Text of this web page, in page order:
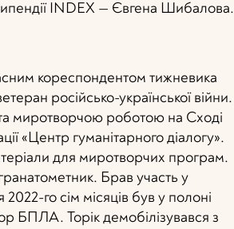
INDEX — Євгена Шибалова.
кореспондентом тижневика
російсько-української війни.
миротворчою роботою на Сході
«Центр гуманітарного діалогу».
для миротворчих програм.
Брав участь у
го сім місяців був у полоні
БПЛА. Торік демобілізувався з